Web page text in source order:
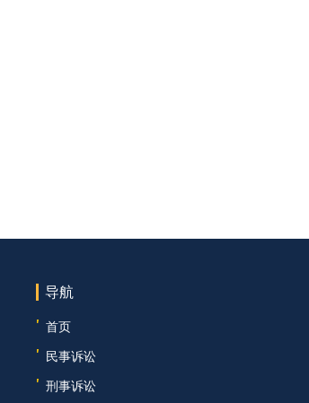
导航
' 首页
' 民事诉讼
' 刑事诉讼